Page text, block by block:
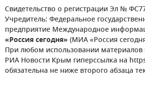
Свидетельство о регистрации Эл №
Учредитель: Федеральное
предприятие Международное
«Россия сегодня» (МИА «Россия
При любом использовании материалов
РИА Новости Крым гиперссылка на
обязательна не ниже второго абзаца